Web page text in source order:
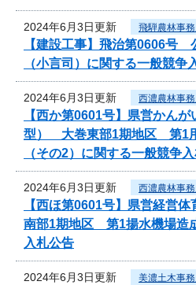
2024年6月3日更新 飛騨農林事
【建設工事】飛治第0606号
（小言司）に関する一般競争
2024年6月3日更新 西濃農林事
【西か第0601号】県営かん
型） 大巻東部1期地区 第1
（その2）に関する一般競争
2024年6月3日更新 西濃農林事
【西ほ第0601号】県営経営
南部1期地区 第1揚水機場造
入札公告
2024年6月3日更新 美濃土木事